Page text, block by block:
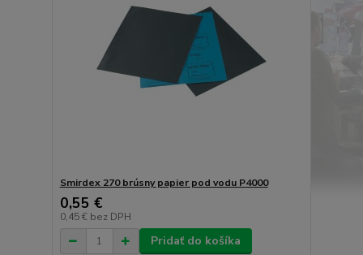
Smirdex 270 brúsny papier pod vodu P4000
0,55 €
0,45 € bez DPH
Pridať do košíka